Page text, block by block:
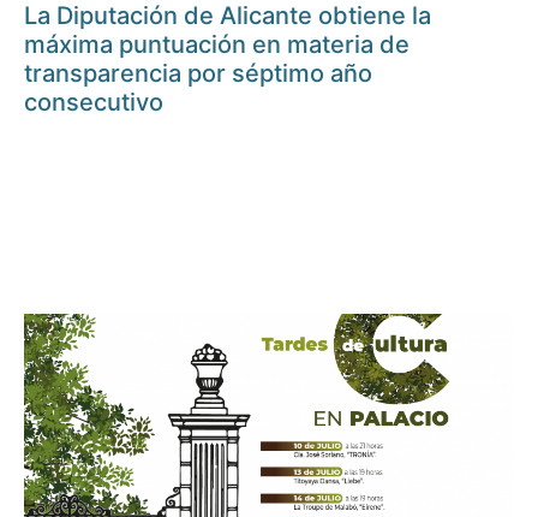
La Diputación de Alicante obtiene la
máxima puntuación en materia de
transparencia por séptimo año
consecutivo